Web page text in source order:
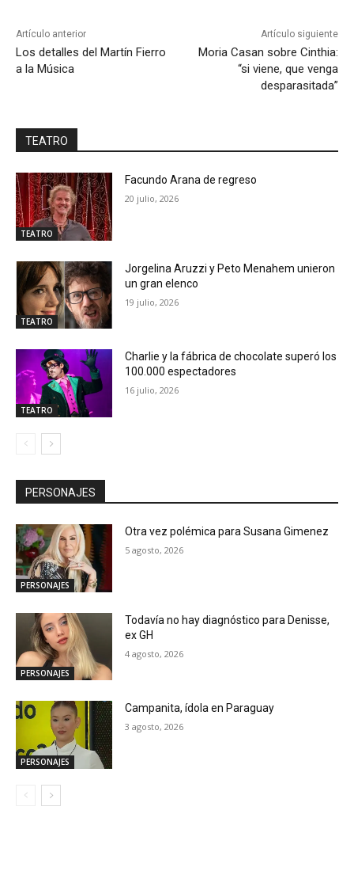
Artículo anterior
Los detalles del Martín Fierro
a la Música
Artículo siguiente
Moria Casan sobre Cinthia:
“si viene, que venga
desparasitada”
TEATRO
TEATRO
Facundo Arana de regreso
20 julio, 2026
TEATRO
Jorgelina Aruzzi y Peto Menahem unieron
un gran elenco
19 julio, 2026
TEATRO
Charlie y la fábrica de chocolate superó los
100.000 espectadores
16 julio, 2026
PERSONAJES
PERSONAJES
Otra vez polémica para Susana Gimenez
5 agosto, 2026
PERSONAJES
Todavía no hay diagnóstico para Denisse,
ex GH
4 agosto, 2026
PERSONAJES
Campanita, ídola en Paraguay
3 agosto, 2026